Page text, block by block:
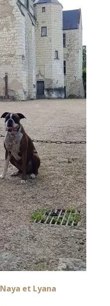
Naya et Lyana